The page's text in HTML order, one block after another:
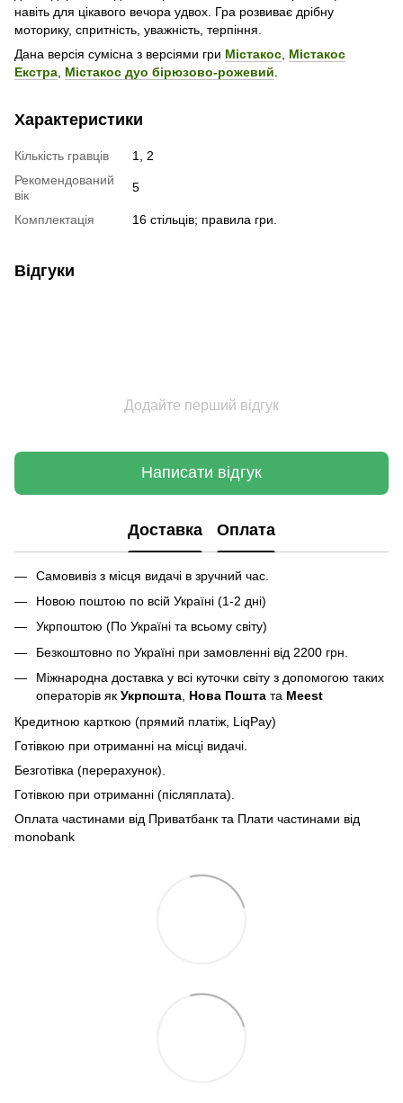
навіть для цікавого вечора удвох. Гра розвиває дрібну
моторику, спритність, уважність, терпіння.
Дана версія сумісна з версіями гри Містакос Містакос
Екстра Містакос дуо бірюзово-рожевий
Характеристики
Кількість гравців
1, 2
Рекомендований
вік
5
Комплектація 16 стільців; правила гри.
Відгуки
Додайте перший відгук
Написати відгук
Доставка Оплата
Самовивіз з місця видачі в зручний час.
Новою поштою по всій Україні (1-2 дні)
Укрпоштою (По Україні та всьому світу)
Безкоштовно по Україні при замовленні від 2200 грн.
Міжнародна доставка у всі куточки світу з допомогою таких
операторів як Укрпошта Нова Пошта та Meest
Кредитною карткою (прямий платіж, LiqPay)
Готівкою при отриманні на місці видачі.
Безготівка (перерахунок).
Готівкою при отриманні (післяплата).
Оплата частинами від Приватбанк та Плати частинами від
monobank